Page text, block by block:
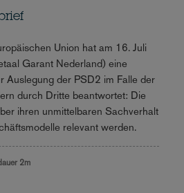
Union hat am 16. Juli
Garant Nederland) eine
Auslegung der PSD2 im Falle der
durch Dritte beantwortet: Die
ihren unmittelbaren Sachverhalt
relevant werden.
2m